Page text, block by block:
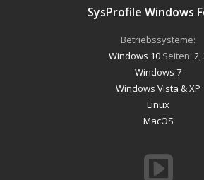
SysProfile Windows
Betriebssysteme:
Windows 10Seiten: 2
Windows 7
Windows Vista & XP
Linux
MacOS